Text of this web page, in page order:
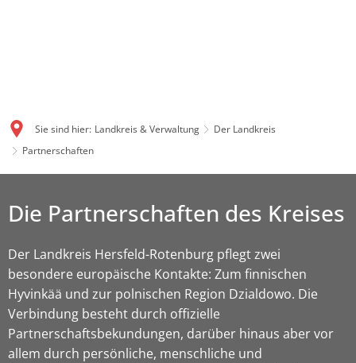
Sie sind hier: Landkreis & Verwaltung
Der Landkreis
Partnerschaften
Die Partnerschaften des Kreises
Der Landkreis Hersfeld-Rotenburg pflegt zwei
besondere europäische Kontakte: Zum finnischen
Hyvinkää und zur polnischen Region Dzialdowo. Die
Verbindung besteht durch offizielle
Partnerschaftsbekundungen, darüber hinaus aber vor
allem durch persönliche, menschliche und